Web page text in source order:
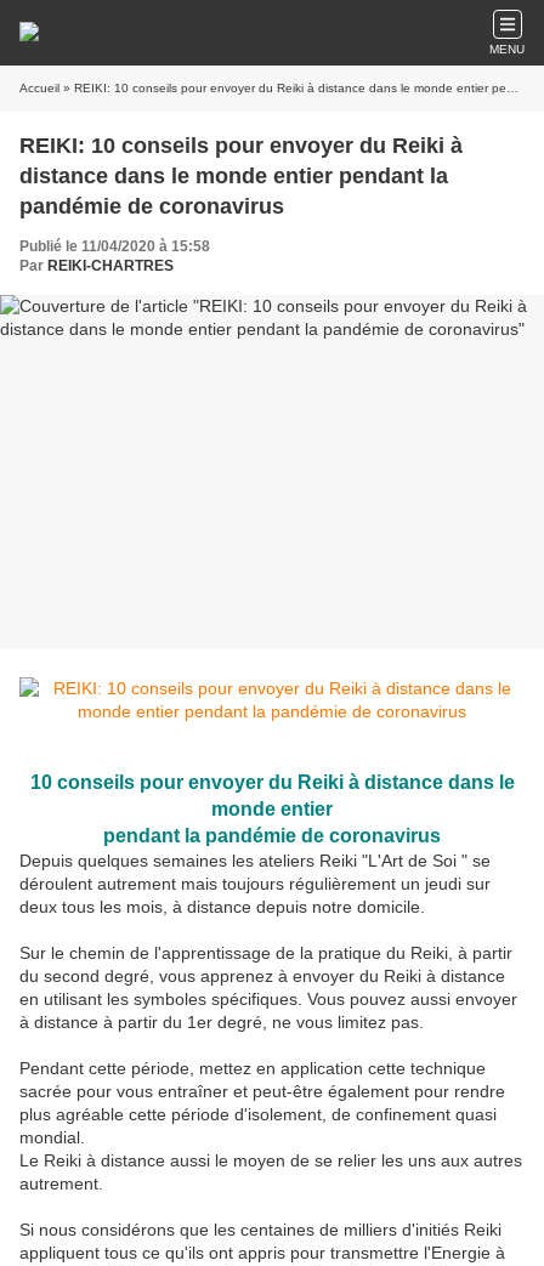
MENU
Accueil » REIKI: 10 conseils pour envoyer du Reiki à distance dans le monde entier pendant la pandémie de coronavirus
REIKI: 10 conseils pour envoyer du Reiki à
distance dans le monde entier pendant la
pandémie de coronavirus
Publié le 11/04/2020 à 15:58
Par REIKI-CHARTRES
10 conseils pour envoyer du Reiki à distance dans le
monde entier
pendant la pandémie de coronavirus
Depuis quelques semaines les ateliers Reiki "L'Art de Soi " se
déroulent autrement mais toujours régulièrement un jeudi sur
deux tous les mois, à distance depuis notre domicile.
Sur le chemin de l'apprentissage de la pratique du Reiki, à partir
du second degré, vous apprenez à envoyer du Reiki à distance
en utilisant les symboles spécifiques. Vous pouvez aussi envoyer
à distance à partir du 1er degré, ne vous limitez pas.
Pendant cette période, mettez en application cette technique
sacrée pour vous entraîner et peut-être également pour rendre
plus agréable cette période d'isolement, de confinement quasi
mondial.
Le Reiki à distance aussi le moyen de se relier les uns aux autres
autrement.
Si nous considérons que les centaines de milliers d'initiés Reiki
appliquent tous ce qu'ils ont appris pour transmettre l'Energie à